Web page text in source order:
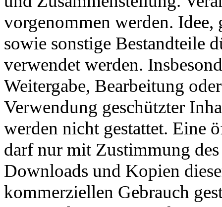
vorgenommen werden.
sowie sonstige Bestandteile
verwendet werden.
Weitergabe, Bearbeitung
Verwendung geschützter
werden nicht gestattet. Eine
darf nur mit Zustimmung
Downloads und Kopien
kommerziellen Gebrauch